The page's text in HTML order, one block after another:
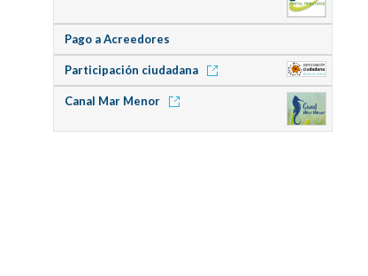
Pago a Acreedores
Participación ciudadana
Canal Mar Menor